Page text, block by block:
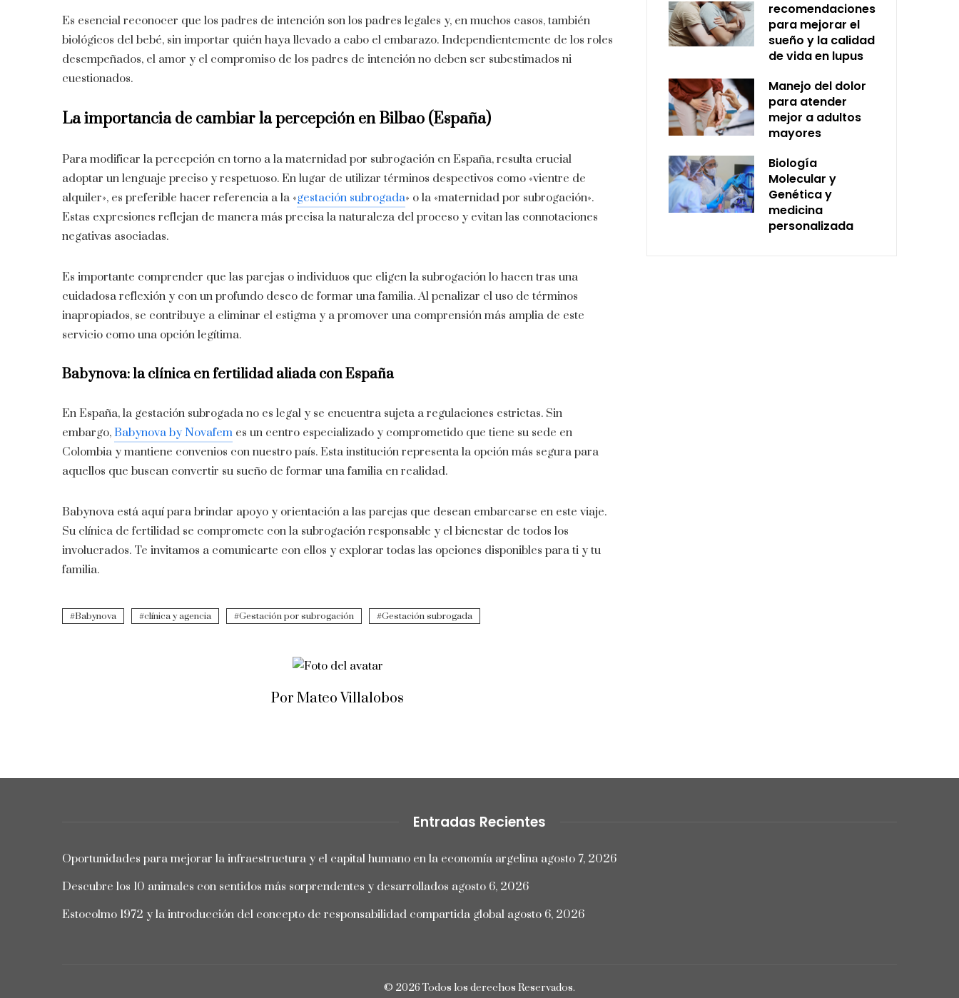
Es esencial reconocer que los padres de intención son los padres legales y, en muchos casos, también
biológicos del bebé, sin importar quién haya llevado a cabo el embarazo. Independientemente de los roles
desempeñados, el amor y el compromiso de los padres de intención no deben ser subestimados ni
cuestionados.
La importancia de cambiar la percepción enBilbao (España)
Para modificar la percepción en torno a la maternidad por subrogación en España, resulta crucial
adoptar un lenguaje preciso y respetuoso. En lugar de utilizar términos despectivos como «vientre de
alquiler», es preferible hacer referencia a la «gestación subrogada» o la «maternidad por subrogación».
Estas expresiones reflejan de manera más precisa la naturaleza del proceso y evitan las connotaciones
negativas asociadas.
Es importante comprender que las parejas o individuos que eligen la subrogación lo hacen tras una
cuidadosa reflexión y con un profundo deseo de formar una familia. Al penalizar el uso de términos
inapropiados, se contribuye a eliminar el estigma y a promover una comprensión más amplia de este
servicio como una opción legítima.
Babynova: la clínica en fertilidad aliada con España
En España, la gestación subrogada no es legal y se encuentra sujeta a regulaciones estrictas. Sin
embargo, Babynova by Novafem es un centro especializado y comprometido que tiene su sede en
Colombia y mantiene convenios con nuestro país. Esta institución representa la opción más segura para
aquellos que buscan convertir su sueño de formar una familia en realidad.
Babynova está aquí para brindar apoyo y orientación a las parejas que desean embarcarse en este viaje.
Su clínica de fertilidad se compromete con la subrogación responsable y el bienestar de todos los
involucrados. Te invitamos a comunicarte con ellos y explorar todas las opciones disponibles para ti y tu
familia.
Babynova clínica y agencia Gestación por subrogación Gestación subrogada
Por Mateo Villalobos
recomendaciones
para mejorar el
sueño y la calidad
de vida en lupus
Manejo del dolor
para atender
mejor a adultos
mayores
Biología
Molecular y
Genética y
medicina
personalizada
Entradas Recientes
Oportunidades para mejorar la infraestructura y el capital humano en la economía argelina agosto 7, 2026
Descubre los 10 animales con sentidos más sorprendentes y desarrollados agosto 6, 2026
Estocolmo 1972 y la introducción del concepto de responsabilidad compartida global agosto 6, 2026
© 2026 Todos los derechos Reservados.